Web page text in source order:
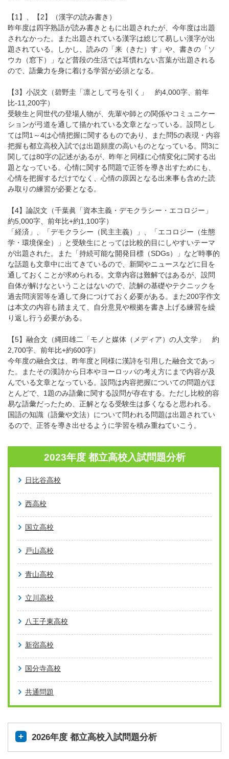
【1】、【2】（漢字の読み書き）
昨年度は四字熟語が読み書きともに出題されたが、今年度は出題
されなかった。また出題されている漢字は総じて易しい漢字が出
題されている。しかし、読みの「来（きた）す」や、書きの「ソ
ウカ（窓下）」など普段の生活では耳慣れない言葉が出題される
ので、語彙力を身に着ける学習が必須となる。
【3】小説文（碧野圭「凛として弓を引く」 約4,000字、前年
比-11,200字）
受験生と同世代の登場人物が、先輩や師との関係やコミュニケー
ションが弓道を通して描かれている文章となっている。設問とし
ては問1～4は心情把握に関するものであり、また問5の表現・内容
把握も都立高校入試では出題頻度の高いものとなっている。問3に
関しては80字の記述があるが、昨年と同様に心情変化に関する出
題となっている。心情に関する問題で正答を導き出すためにも、
心情を把握するだけでなく、心情の原因となる出来事も含めた読
み取りの練習が必要となる。
【4】論説文（千葉眞「資本主義・デモクラシー・エコロジー」
約5,000字、前年比+約1,100字）
「経済」、「デモクラシー（民主主義）」、「エコロジー（生態
学・環境保全）」と受験生にとっては比較的目にしやすいテーマ
が出題された。また「持続可能な開発目標（SDGs）」など時事的
な話題も文章中に出てきているので、新聞やニュースなどに目を
通しておくことが求められる。文章内容は難解ではあるが、設問
自体が解けなということはないので、読解の基礎やテクニックを
過去問演習等を通して身につけておく必要がある。また200字作文
は本文の内容も踏まえて、自分意見や根拠を書き上げる練習を繰
り返し行う必要がある。
【5】融合文（縄田雄二「モノと媒体（メディア）の人文学」 約
2,700字、前年比+約600字）
今年度の融合文は、昨年度と同様に漢詩を引用した融合文であっ
た。またその漢詩から日本やヨーロッパの考え方にまで内容が及
んでいる文章となっている。設問は内容把握についての問題がほ
とんどで、1題のみ語彙に関する設問が存在する。ただし比較的容
易な語彙だったため、正解となる受験生は多くなると思われる。
国語の知識（語彙や文法）について問われる問題は出題されてい
るので、正答を導き出せるように学習を積み重ねていこう。
2023年度 都立高校入試問題分析
日比谷高校
西高校
国立高校
戸山高校
青山高校
立川高校
八王子東高校
新宿高校
国分寺高校
共通問題
2026年度 都立高校入試問題分析